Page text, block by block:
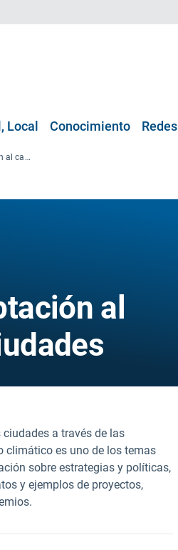
Local Conocimiento Redes
Comisión Europea — Adaptación al cambio climático en las ciudades
al
a través de las
climático es uno de los temas
sobre estrategias y políticas,
y ejemplos de proyectos,